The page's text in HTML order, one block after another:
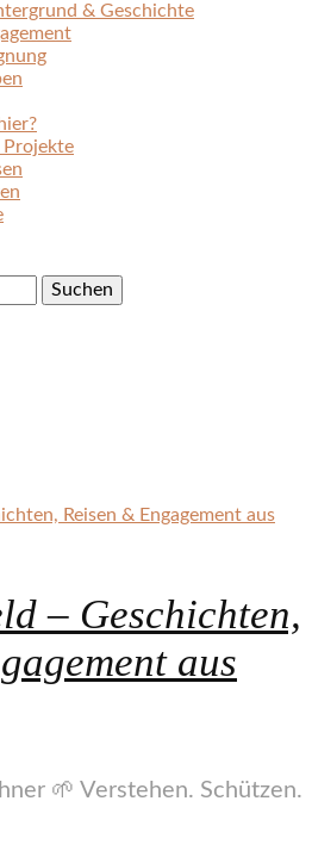
& Geschichte
Projekte
– Geschichten,
aus
🌱 Verstehen. Schützen.